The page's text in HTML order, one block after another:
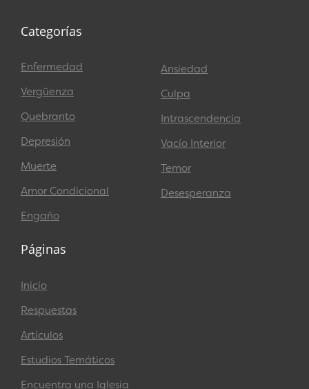
Categorías
Enfermedad
Vergüenza
Quebranto
Depresión
Muerte
Amor Condicional
Engaño
Ansiedad
Culpa
Intrascendencia
Vacío Interior
Temor
Desesperanza
Páginas
Inicio
Respuestas
Artículos
Estudios Temáticos
Encuentra una Iglesia